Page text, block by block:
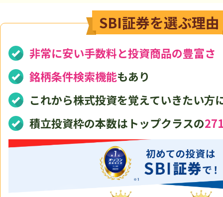
SBI証券を選ぶ理由
非常に安い手数料と投資商品の豊富さ
銘柄条件検索機能もあり
これから株式投資を覚えていきたい方
積立投資枠の本数はトップクラスの